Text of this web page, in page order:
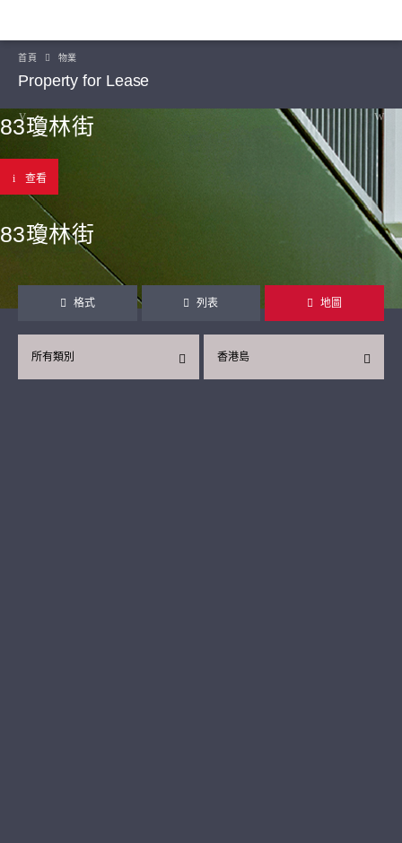
首頁 物業
Property for Lease
83瓊林街
查看
83瓊林街
格式 列表 地圖
香港島
所有類別